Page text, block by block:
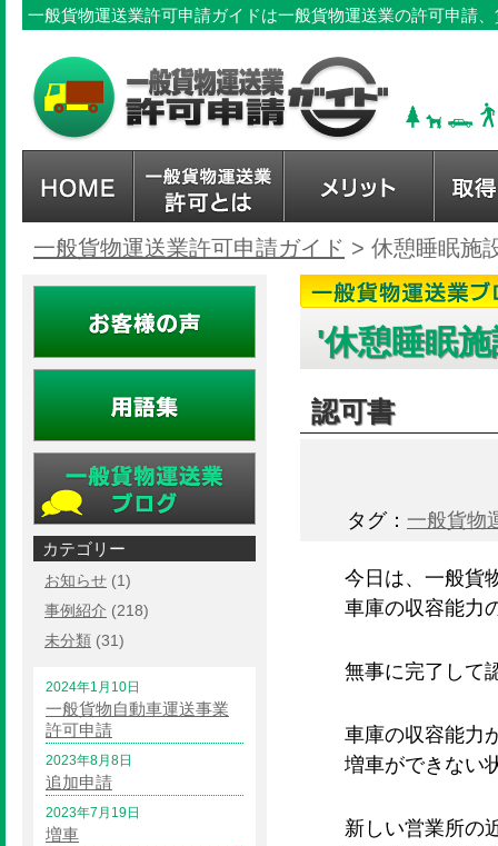
一般貨物運送業許可申請ガイドは一般貨物運送業の許可申請
一般貨物運送業許可申請ガイド > 休憩睡眠施
'休憩睡眠
認可書
タグ： 一般貨物
今日は、一般貨
車庫の収容能力
無事に完了して
車庫の収容能力
増車ができない
新しい営業所の
カテゴリー
お知らせ (1)
事例紹介 (218)
未分類 (31)
2024年1月10日
一般貨物自動車運送事業
許可申請
2023年8月8日
追加申請
2023年7月19日
増車